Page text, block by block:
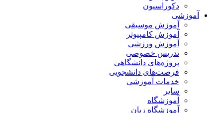
دکوراسیون
آموزشی
آموزش موسیقی
آموزش کامپیوتر
آموزش ورزشی
تدریس خصوصی
پروژه‌های دانشگاهی
فرصت‌های دانشجویی
خدمات آموزشی
سایر
آموزشگاه
آموزشگاه زبان